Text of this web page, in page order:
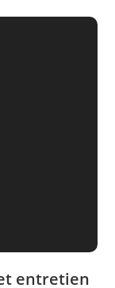
entretien